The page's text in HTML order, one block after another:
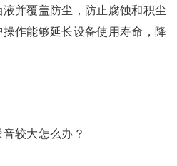
并覆盖防尘，防止腐蚀和积尘
作能够延长设备使用寿命，降
较大怎么办？